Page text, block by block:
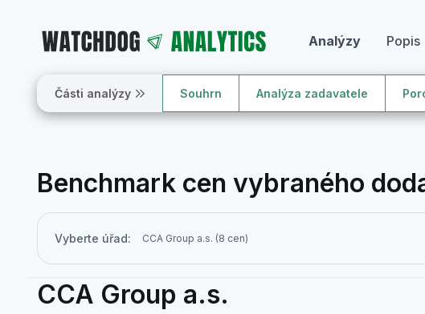
Analýzy Popis
Části analýzy Souhrn Analýza zadavatele
Benchmark cen vybraného
Vyberte úřad:
CCA Group a.s.